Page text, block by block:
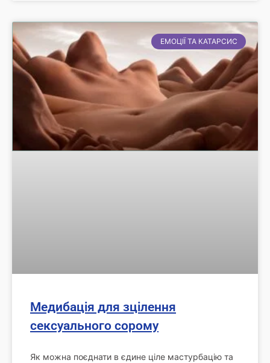
ЕМОЦІЇ ТА КАТАРСИС
Медибація для зцілення
сексуального сорому
Як можна поєднати в єдине ціле мастурбацію та